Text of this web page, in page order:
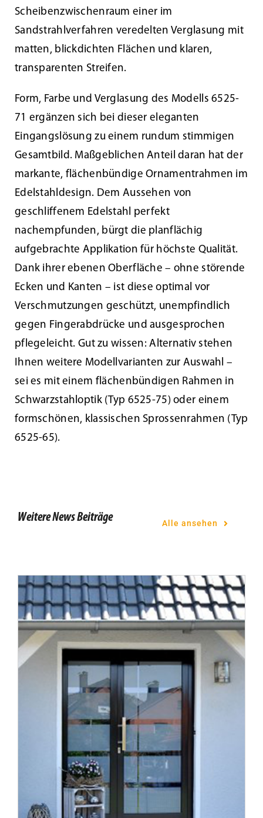
Scheibenzwischenraum einer im
Sandstrahlverfahren veredelten Verglasung mit
matten, blickdichten Flächen und klaren,
transparenten Streifen.
Form, Farbe und Verglasung des Modells 6525-
71 ergänzen sich bei dieser eleganten
Eingangslösung zu einem rundum stimmigen
Gesamtbild. Maßgeblichen Anteil daran hat der
markante, flächenbündige Ornamentrahmen im
Edelstahldesign. Dem Aussehen von
geschliffenem Edelstahl perfekt
nachempfunden, bürgt die planflächig
aufgebrachte Applikation für höchste Qualität.
Dank ihrer ebenen Oberfläche – ohne störende
Ecken und Kanten – ist diese optimal vor
Verschmutzungen geschützt, unempfindlich
gegen Fingerabdrücke und ausgesprochen
pflegeleicht. Gut zu wissen: Alternativ stehen
Ihnen weitere Modellvarianten zur Auswahl –
sei es mit einem flächenbündigen Rahmen in
Schwarzstahloptik (Typ 6525-75) oder einem
formschönen, klassischen Sprossenrahmen (Typ
6525-65).
Weitere News Beiträge Alle ansehen